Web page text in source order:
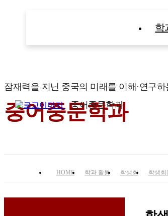
중어중문학과
학
잠재력을 지닌 중국의 미래를 이해·연구
중어중문학과
HOME 학과 활동 학생회 학생회